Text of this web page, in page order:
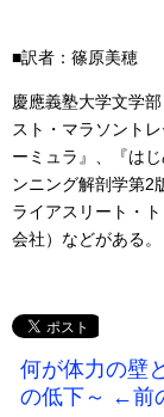
■訳者：篠原美穂
慶應義塾大学文学
スト・マラソント
ーミュラ』、『は
ンニング解剖学第2
ライアスリート・
会社）などがある。
何が体力の壁
の低下～ ←前